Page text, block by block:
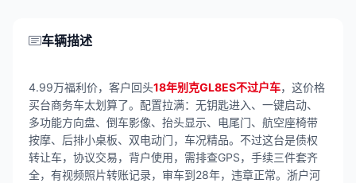
车辆描述
4.99万福利价，客户回头18年别克GL8ES不过户车，这价格
买台商务车太划算了。配置拉满：无钥匙进入、一键启动、
多功能方向盘、倒车影像、抬头显示、电尾门、航空座椅带
按摩、后排小桌板、双电动门，车况精品。不过这台是债权
转让车，协议交易，背户使用，需排查GPS，手续三件套齐
全，有视频照片转账记录，审车到28年，违章正常。浙户河